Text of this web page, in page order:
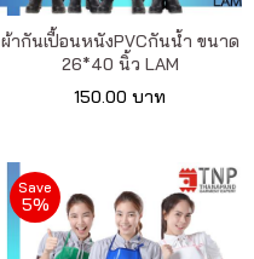
ผ้ากันเปื้อนหนังPVCกันน้ำ ขนาด
26*40 นิ้ว LAM
150.00 บาท
Save
5%